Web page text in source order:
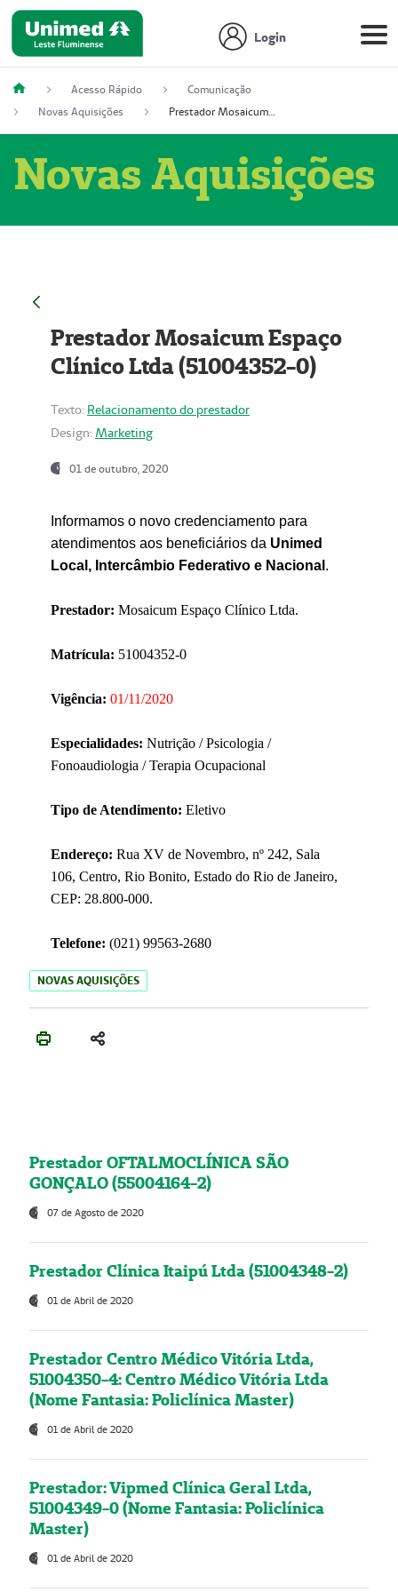
Login
Acesso Rápido
Comunicação
Novas Aquisições
Prestador Mosaicum Espaço Clínico Ltda (51004352-0)
Novas Aquisições
Prestador Mosaicum Espaço
Clínico Ltda (51004352-0)
Texto: Relacionamento do prestador
Design: Marketing
01 de outubro, 2020
Informamos o novo credenciamento para
atendimentos aos beneficiários da Unimed
Local, Intercâmbio Federativo e Nacional .
Prestador: Mosaicum Espaço Clínico Ltda.
Matrícula: 51004352-0
Vigência: 01/11/2020
Especialidades: Nutrição / Psicologia /
Fonoaudiologia / Terapia Ocupacional
Tipo de Atendimento: Eletivo
Endereço: Rua XV de Novembro, nº 242, Sala
106, Centro, Rio Bonito, Estado do Rio de Janeiro,
CEP: 28.800-000.
Telefone: (021) 99563-2680
NOVAS AQUISIÇÕES
Prestador OFTALMOCLÍNICA SÃO
GONÇALO (55004164-2)
07 de Agosto de 2020
Prestador Clínica Itaipú Ltda (51004348-2)
01 de Abril de 2020
Prestador Centro Médico Vitória Ltda,
51004350-4: Centro Médico Vitória Ltda
(Nome Fantasia: Policlínica Master)
01 de Abril de 2020
Prestador: Vipmed Clínica Geral Ltda,
51004349-0 (Nome Fantasia: Policlínica
Master)
01 de Abril de 2020